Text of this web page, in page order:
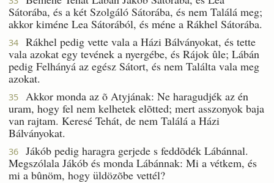
Sátorába, és a két Szolgáló Sátorába, és nem Találá meg;
akkor kiméne Lea Sátorából, és méne a Rákhel Sátorába.
34
Rákhel pedig vette vala a Házi Bálványokat, és tette
vala azokat egy tevének a nyergébe, és Rájok ûle; Lábán
pedig Felhányá az egész Sátort, és nem Találta vala meg
azokat.
35
Akkor monda az õ Atyjának: Ne haragudjék az én
uram, hogy fel nem kelhetek elõtted; mert asszonyok baja
van rajtam. Keresé Tehát, de nem Találá a Házi
Bálványokat.
36
Jákób pedig haragra gerjede s feddõdék Lábánnal.
Megszólala Jákób és monda Lábánnak: Mi a vétkem, és
mi a bûnöm, hogy üldözõbe vettél?